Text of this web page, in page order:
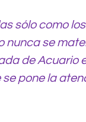
sólo como
nunca se
de Acuario
se pone la